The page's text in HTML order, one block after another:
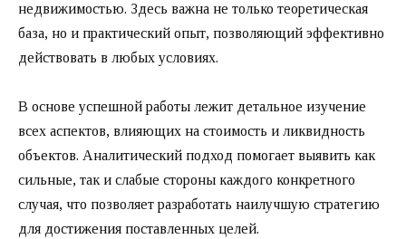
недвижимостью. Здесь важна не только теоретическая
база, но и практический опыт, позволяющий эффективно
действовать в любых условиях.
В основе успешной работы лежит детальное изучение
всех аспектов, влияющих на стоимость и ликвидность
объектов. Аналитический подход помогает выявить как
сильные, так и слабые стороны каждого конкретного
случая, что позволяет разработать наилучшую стратегию
для достижения поставленных целей.